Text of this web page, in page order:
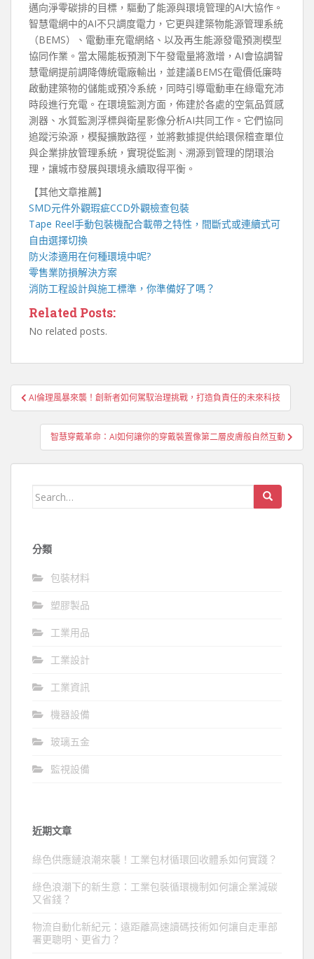
邁向淨零碳排的目標，驅動了能源與環境管理的AI大協作。
智慧電網中的AI不只調度電力，它更與建築物能源管理系統
（BEMS）、電動車充電網絡、以及再生能源發電預測模型
協同作業。當太陽能板預測下午發電量將激增，AI會協調智
慧電網提前調降傳統電廠輸出，並建議BEMS在電價低廉時
啟動建築物的儲能或預冷系統，同時引導電動車在綠電充沛
時段進行充電。在環境監測方面，佈建於各處的空氣品質感
測器、水質監測浮標與衛星影像分析AI共同工作。它們協同
追蹤污染源，模擬擴散路徑，並將數據提供給環保稽查單位
與企業排放管理系統，實現從監測、溯源到管理的閉環治
理，讓城市發展與環境永續取得平衡。
【其他文章推薦】
SMD元件外觀瑕疵CCD外觀檢查包裝
Tape Reel手動包裝機配合載帶之特性，間斷式或連續式可
自由選擇切換
防火漆適用在何種環境中呢?
零售業防損解決方案
消防工程設計與施工標準，你準備好了嗎？
Related Posts:
No related posts.
文
章
AI倫理風暴來襲！創新者如何駕馭治理挑戰，打造負責任的未來科技
智慧穿戴革命：AI如何讓你的穿戴裝置像第二層皮膚般自然互動
Search
分類
包裝材料
塑膠製品
工業用品
工業設計
工業資訊
機器設備
玻璃五金
監視設備
近期文章
綠色供應鏈浪潮來襲！工業包材循環回收體系如何實踐？
綠色浪潮下的新生意：工業包裝循環機制如何讓企業減碳
又省錢？
物流自動化新紀元：遠距離高速讀碼技術如何讓自走車部
署更聰明、更省力？